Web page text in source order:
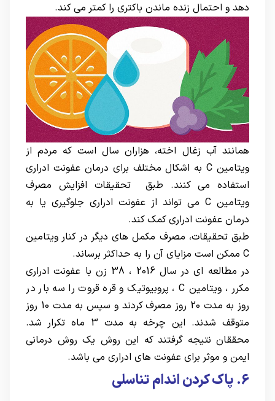
دهد و احتمال زنده ماندن باکتری را کمتر می کند.
همانند آب زغال اخته، هزاران سال است که مردم از
ویتامین C به اشکال مختلف برای درمان عفونت ادراری
استفاده می کنند. طبق تحقیقات افزایش مصرف
ویتامین C می تواند از عفونت ادراری جلوگیری یا به
درمان عفونت ادراری کمک کند.
طبق تحقیقات، مصرف مکمل های دیگر در کنار ویتامین
C ممکن است مزایای آن را به حداکثر برساند.
در مطالعه ای در سال 2016 ، 38 زن با عفونت ادراری
مکرر ، ویتامین C ، پروبیوتیک و قره قروت را سه بار در
روز به مدت 20 روز مصرف کردند و سپس به مدت 10 روز
متوقف شدند. این چرخه به مدت 3 ماه تکرار شد.
محققان نتیجه گرفتند که این روش یک روش درمانی
ایمن و موثر برای عفونت های ادراری می باشد.
6. پاک کردن اندام تناسلی